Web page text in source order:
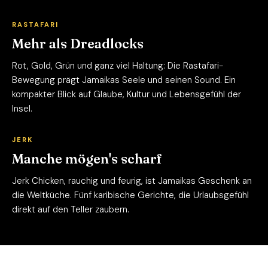
RASTAFARI
Mehr als Dreadlocks
Rot, Gold, Grün und ganz viel Haltung: Die Rastafari-
Bewegung prägt Jamaikas Seele und seinen Sound. Ein
kompakter Blick auf Glaube, Kultur und Lebensgefühl der
Insel.
JERK
Manche mögen's scharf
Jerk Chicken, rauchig und feurig, ist Jamaikas Geschenk an
die Weltküche. Fünf karibische Gerichte, die Urlaubsgefühl
direkt auf den Teller zaubern.